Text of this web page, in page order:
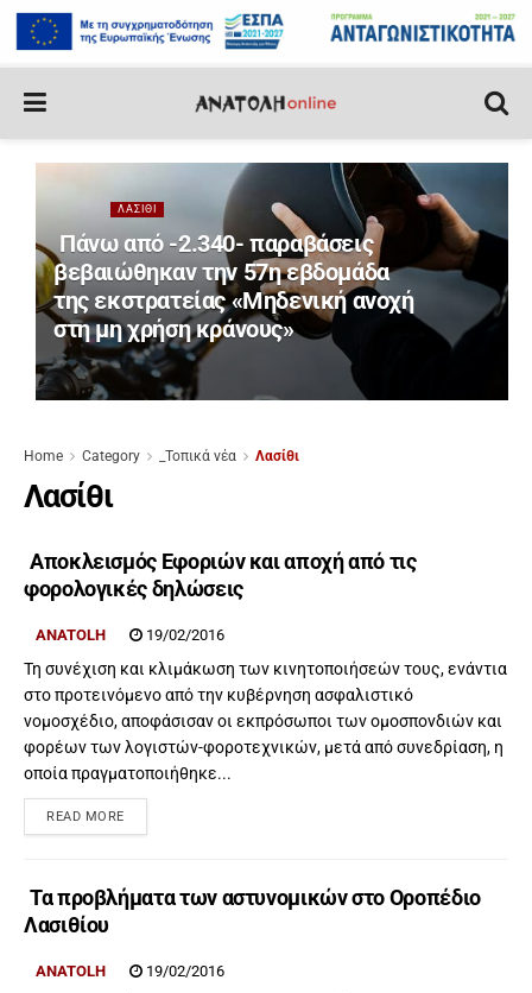
ΛΑΣΊΘΙ
Πάνω από -2.340- παραβάσεις
βεβαιώθηκαν την 57η εβδομάδα
της εκστρατείας «Μηδενική ανοχή
στη μη χρήση κράνους»
Home Category _Τοπικά νέα Λασίθι
Λασίθι
Αποκλεισμός Εφοριών και αποχή από τις
φορολογικές δηλώσεις
ANATOLH 19/02/2016
Τη συνέχιση και κλιμάκωση των κινητοποιήσεών τους, ενάντια
στο προτεινόμενο από την κυβέρνηση ασφαλιστικό
νομοσχέδιο, αποφάσισαν οι εκπρόσωποι των ομοσπονδιών και
φορέων των λογιστών-φοροτεχνικών, μετά από συνεδρίαση, η
οποία πραγματοποιήθηκε...
READ MORE
Τα προβλήματα των αστυνομικών στο Οροπέδιο
Λασιθίου
ANATOLH 19/02/2016